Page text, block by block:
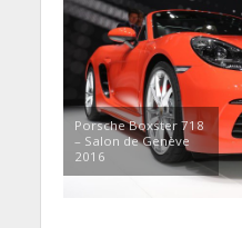
Porsche Boxster 718
– Salon de Genève
2016